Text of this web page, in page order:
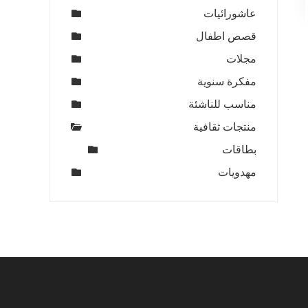
عاشورائيات
قصص اطفال
مجلات
مفكرة سنوية
مناسب للناشئة
منتجات ثقافية
بطاقات
مهدويات